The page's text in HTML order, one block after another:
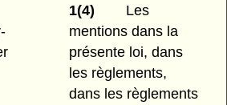
1(4)
Les
mentions dans la
présente loi, dans
les règlements,
dans les règlements